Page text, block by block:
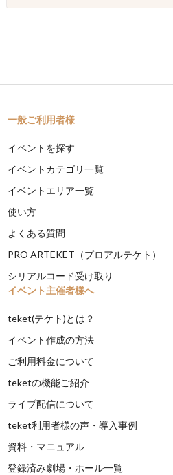
一般ご利用者様
イベントを探す
イベントカテゴリ一覧
イベントエリア一覧
使い方
よくある質問
PRO ARTEKET（プロアルテケト）
シリアルコード受け取り
イベント主催者様へ
teket(テケト)とは？
イベント作成の方法
ご利用料金について
teketの機能ご紹介
ライブ配信について
teket利用者様の声・導入事例
資料・マニュアル
登録済み劇場・ホール一覧